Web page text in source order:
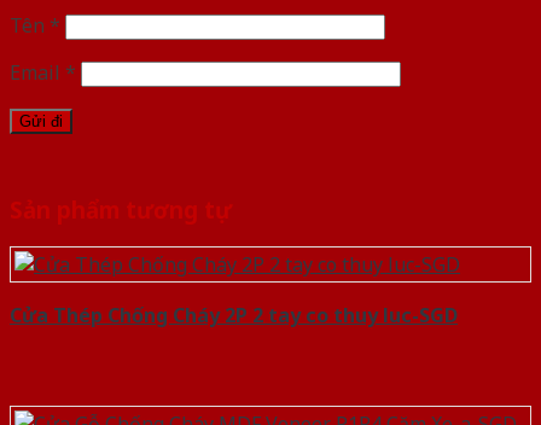
Tên *
Email *
Sản phẩm tương tự
Cửa Thép Chống Cháy 2P 2 tay co thuy luc-SGD